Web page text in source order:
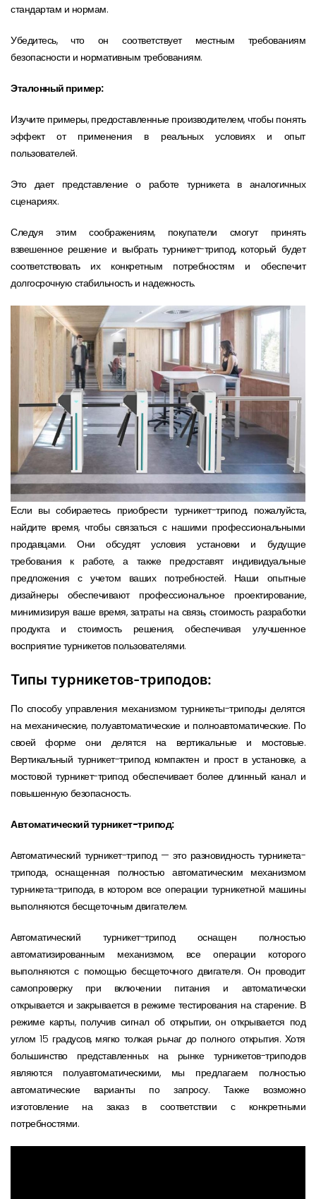
стандартам и нормам.
Убедитесь, что он соответствует местным требованиям
безопасности и нормативным требованиям.
Эталонный пример:
Изучите примеры, предоставленные производителем, чтобы понять
эффект от применения в реальных условиях и опыт
пользователей.
Это дает представление о работе турникета в аналогичных
сценариях.
Следуя этим соображениям, покупатели смогут принять
взвешенное решение и выбрать турникет-трипод, который будет
соответствовать их конкретным потребностям и обеспечит
долгосрочную стабильность и надежность.
Если вы собираетесь приобрести турникет-трипод, пожалуйста,
найдите время, чтобы связаться с нашими профессиональными
продавцами. Они обсудят условия установки и будущие
требования к работе, а также предоставят индивидуальные
предложения с учетом ваших потребностей. Наши опытные
дизайнеры обеспечивают профессиональное проектирование,
минимизируя ваше время, затраты на связь, стоимость разработки
продукта и стоимость решения, обеспечивая улучшенное
восприятие турникетов пользователями.
Типы турникетов-триподов:
По способу управления механизмом турникеты-триподы делятся
на механические, полуавтоматические и полноавтоматические. По
своей форме они делятся на вертикальные и мостовые.
Вертикальный турникет-трипод компактен и прост в установке, а
мостовой турникет-трипод обеспечивает более длинный канал и
повышенную безопасность.
Автоматический турникет-трипод:
Автоматический турникет-трипод — это разновидность турникета-
трипода, оснащенная полностью автоматическим механизмом
турникета-трипода, в котором все операции турникетной машины
выполняются бесщеточным двигателем.
Автоматический турникет-трипод оснащен полностью
автоматизированным механизмом, все операции которого
выполняются с помощью бесщеточного двигателя. Он проводит
самопроверку при включении питания и автоматически
открывается и закрывается в режиме тестирования на старение. В
режиме карты, получив сигнал об открытии, он открывается под
углом 15 градусов, мягко толкая рычаг до полного открытия. Хотя
большинство представленных на рынке турникетов-триподов
являются полуавтоматическими, мы предлагаем полностью
автоматические варианты по запросу. Также возможно
изготовление на заказ в соответствии с конкретными
потребностями.